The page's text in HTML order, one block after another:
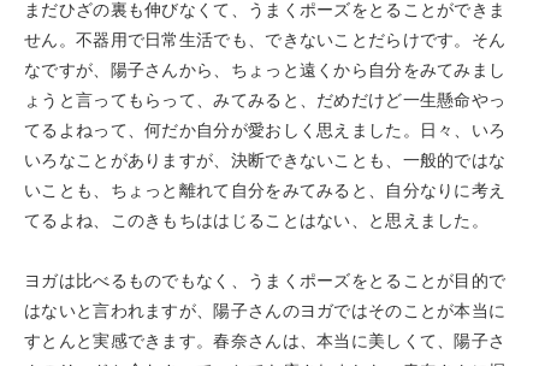
まだひざの裏も伸びなくて、うまくポーズをとることができま
せん。不器用で日常生活でも、できないことだらけです。そん
なですが、陽子さんから、ちょっと遠くから自分をみてみまし
ょうと言ってもらって、みてみると、だめだけど一生懸命やっ
てるよねって、何だか自分が愛おしく思えました。日々、いろ
いろなことがありますが、決断できないことも、一般的ではな
いことも、ちょっと離れて自分をみてみると、自分なりに考え
てるよね、このきもちははじることはない、と思えました。
ヨガは比べるものでもなく、うまくポーズをとることが目的で
はないと言われますが、陽子さんのヨガではそのことが本当に
すとんと実感できます。春奈さんは、本当に美しくて、陽子さ